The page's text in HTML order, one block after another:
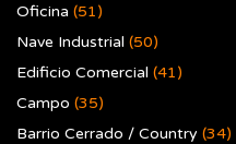
Oficina (51)
Nave Industrial (50)
Edificio Comercial (41)
Campo (35)
Barrio Cerrado / Country (34)